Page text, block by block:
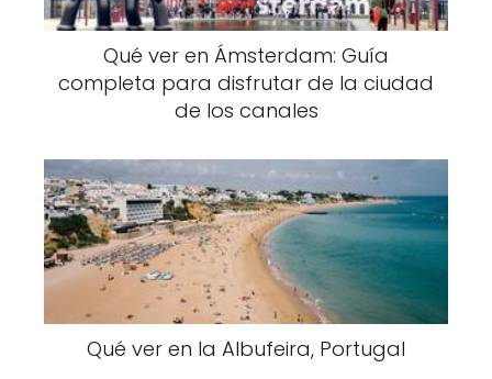
Qué ver en Ámsterdam: Guía
completa para disfrutar de la ciudad
de los canales
Qué ver en la Albufeira, Portugal